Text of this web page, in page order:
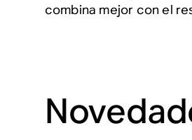
combina mejor con el